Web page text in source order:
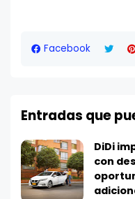
Facebook
Entradas que
DiDi
con